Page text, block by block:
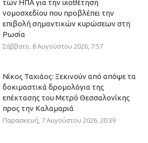
των ΗΠΑ για την υιοθέτηση
νομοσχεδίου που προβλέπει την
επιβολή σημαντικών κυρώσεων στη
Ρωσία
Σάββατο, 8 Αυγούστου 2026, 7:57
Νίκος Ταχιάος: Ξεκινούν από απόψε τα
δοκιμαστικά δρομολόγια της
επέκτασης του Μετρό Θεσσαλονίκης
προς την Καλαμαριά
Παρασκευή, 7 Αυγούστου 2026, 20:39